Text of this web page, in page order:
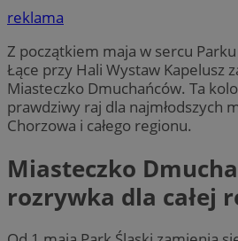
reklama
Z początkiem maja w sercu
Łące przy Hali Wystaw Kapelusz
Miasteczko Dmuchańców. Ta
prawdziwy raj dla najmłodszych
Chorzowa i całego regionu.
Miasteczko
rozrywka dla całej